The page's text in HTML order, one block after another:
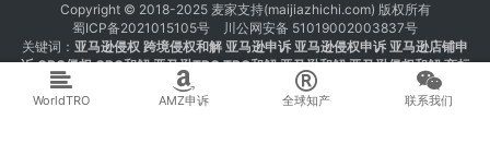
Copyright © 2018-2025 麦家支持(maijiazhichi.com) 版权所有
蜀ICP备2021015105号
川公网安备 51019002003837号
关键词： 亚马逊侵权 跨境侵权和解 亚马逊申诉 亚马逊侵权申诉 亚马逊店铺申
诉 GBC侵权 GBC和解 亚马逊TRO TRO和解 亚马逊和解 亚马逊侵权和解商标
注册 专利注册 版权注册
WorldTRO AMZ申诉 全球知产 联系我们